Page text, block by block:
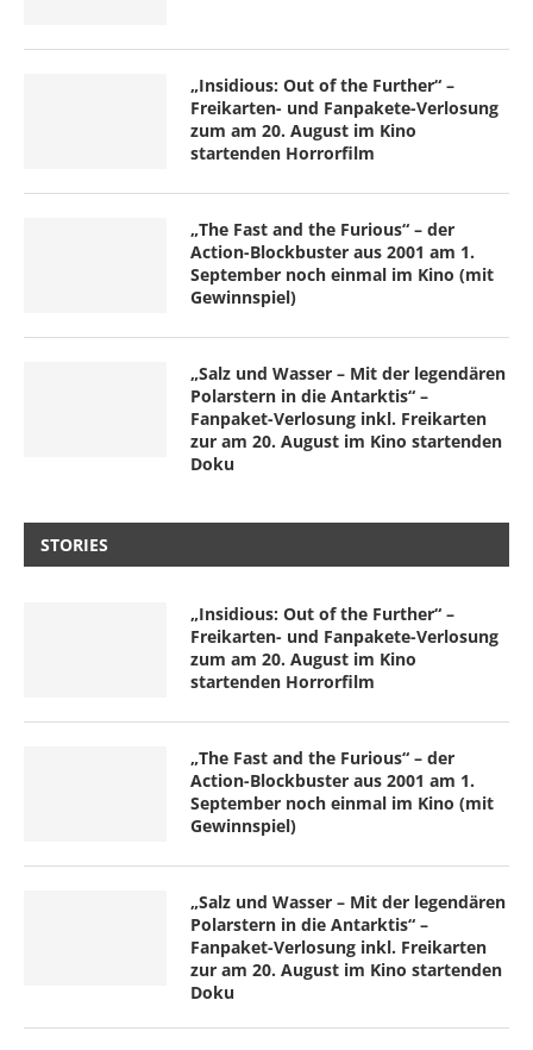
„Insidious: Out of the Further“ –
Freikarten- und Fanpakete-Verlosung
zum am 20. August im Kino
startenden Horrorfilm
„The Fast and the Furious“ – der
Action-Blockbuster aus 2001 am 1.
September noch einmal im Kino (mit
Gewinnspiel)
„Salz und Wasser – Mit der legendären
Polarstern in die Antarktis“ –
Fanpaket-Verlosung inkl. Freikarten
zur am 20. August im Kino startenden
Doku
STORIES
„Insidious: Out of the Further“ –
Freikarten- und Fanpakete-Verlosung
zum am 20. August im Kino
startenden Horrorfilm
„The Fast and the Furious“ – der
Action-Blockbuster aus 2001 am 1.
September noch einmal im Kino (mit
Gewinnspiel)
„Salz und Wasser – Mit der legendären
Polarstern in die Antarktis“ –
Fanpaket-Verlosung inkl. Freikarten
zur am 20. August im Kino startenden
Doku